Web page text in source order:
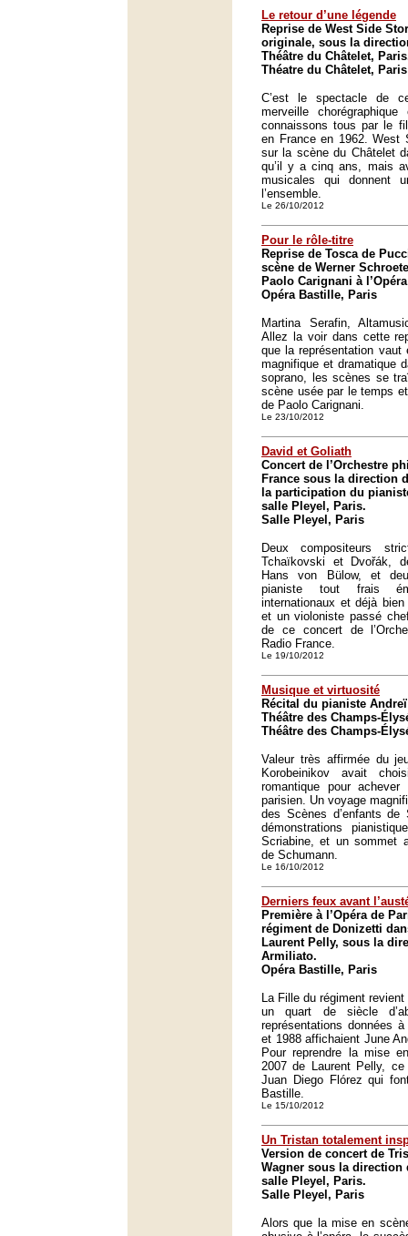
Le retour d’une légende
Reprise de West Side
originale, sous la
Théâtre du Châtelet,
Théatre du Châtelet, Paris
C’est le spectacle de
merveille
connaissons tous par le
en France en 1962. West
sur la scène du Châtelet
qu’il y a cinq ans, mais
musicales qui donnent
l’ensemble.
Le 26/10/2012
Pour le rôle-titre
Reprise de Tosca de
scène de Werner
Paolo Carignani à
Opéra Bastille, Paris
Martina Serafin,
Allez la voir dans cette
que la représentation vaut
magnifique et dramatique
soprano, les scènes se
scène usée par le temps
de Paolo Carignani.
Le 23/10/2012
David et Goliath
Concert de l’Orchestre
France sous la direction
la participation du
salle Pleyel, Paris.
Salle Pleyel, Paris
Deux compositeurs
Tchaïkovski et Dvořák,
Hans von Bülow, et
pianiste tout frais
internationaux et déjà
et un violoniste passé
de ce concert de
Radio France.
Le 19/10/2012
Musique et virtuosité
Récital du pianiste
Théâtre des Champs-
Théâtre des Champs-
Valeur très affirmée du
Korobeinikov avait
romantique pour
parisien. Un voyage
des Scènes d’enfants de
démonstrations
Scriabine, et un sommet
de Schumann.
Le 16/10/2012
Derniers feux avant
Première à l’Opéra de
régiment de Donizetti
Laurent Pelly, sous la
Armiliato.
Opéra Bastille, Paris
La Fille du régiment
un quart de siècle
représentations données
et 1988 affichaient June
Pour reprendre la mise
2007 de Laurent Pelly,
Juan Diego Flórez qui
Bastille.
Le 15/10/2012
Un Tristan totalement
Version de concert de
Wagner sous la direction
salle Pleyel, Paris.
Salle Pleyel, Paris
Alors que la mise en